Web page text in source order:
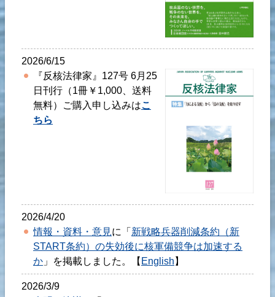
2026/6/15
『反核法律家』127号 6月25
日刊行（1冊￥1,000、送料
無料）ご購入申し込みはこ
ちら
2026/4/20
情報・資料・意見に「 新戦略兵器削減条約（新
START条約）の失効後に核軍備競争は加速する
か 」を掲載しました。【 English 】
2026/3/9